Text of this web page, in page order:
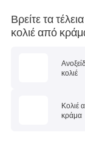
Βρείτε τα
κολιέ από
κολιέ
Κολιέ
κράμα